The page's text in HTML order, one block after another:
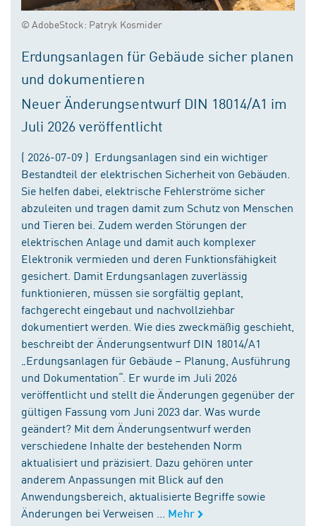
© AdobeStock: Patryk Kosmider
Erdungsanlagen für Gebäude sicher planen
und dokumentieren
Neuer Änderungsentwurf DIN 18014/A1 im
Juli 2026 veröffentlicht
( 2026-07-09 ) Erdungsanlagen sind ein wichtiger
Bestandteil der elektrischen Sicherheit von Gebäuden.
Sie helfen dabei, elektrische Fehlerströme sicher
abzuleiten und tragen damit zum Schutz von Menschen
und Tieren bei. Zudem werden Störungen der
elektrischen Anlage und damit auch komplexer
Elektronik vermieden und deren Funktionsfähigkeit
gesichert. Damit Erdungsanlagen zuverlässig
funktionieren, müssen sie sorgfältig geplant,
fachgerecht eingebaut und nachvollziehbar
dokumentiert werden. Wie dies zweckmäßig geschieht,
beschreibt der Änderungsentwurf DIN 18014/A1
„Erdungsanlagen für Gebäude – Planung, Ausführung
und Dokumentation“. Er wurde im Juli 2026
veröffentlicht und stellt die Änderungen gegenüber der
gültigen Fassung vom Juni 2023 dar. Was wurde
geändert? Mit dem Änderungsentwurf werden
verschiedene Inhalte der bestehenden Norm
aktualisiert und präzisiert. Dazu gehören unter
anderem Anpassungen mit Blick auf den
Anwendungsbereich, aktualisierte Begriffe sowie
Änderungen bei Verweisen ...
Mehr